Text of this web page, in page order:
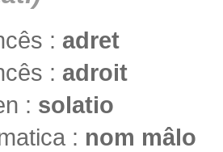
: adret
: adroit
: solatio
: nom mâlo